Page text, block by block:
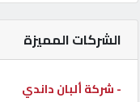
كيو
ماركت
الشركات المميزة
- شركة ألبان داندي